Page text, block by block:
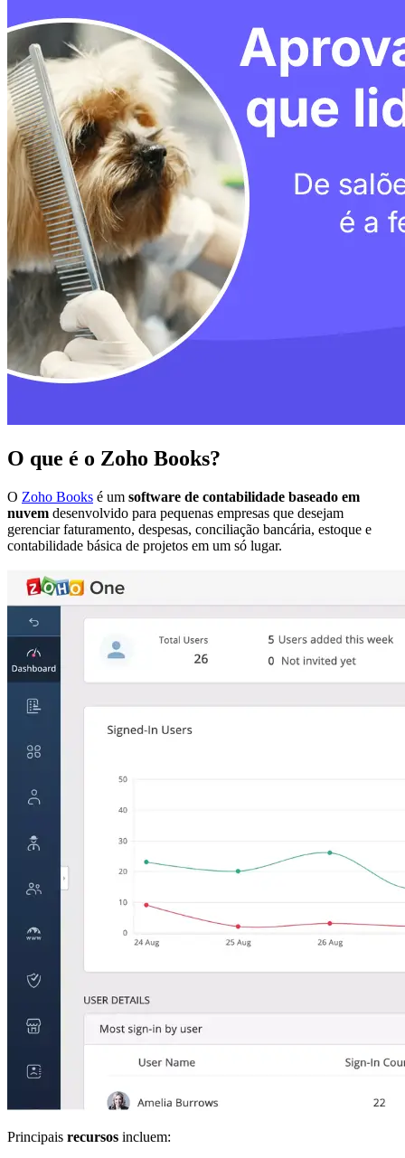
O que é o Zoho Books?
O Zoho Books é um software de contabilidade baseado em
nuvem desenvolvido para pequenas empresas que desejam
gerenciar faturamento, despesas, conciliação bancária, estoque e
contabilidade básica de projetos em um só lugar.
Principais recursos incluem: